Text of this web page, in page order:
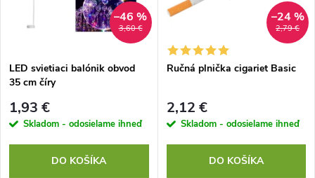
e
p
r
s
p
r
3,60 €
–46 %
LED svietiaci balónik obvod
35 cm číry
1,93 €
Skladom - odosielame ihneď
DO KOŠÍKA
2,79 €
–24 %
Ručná plnička cigariet Basic
2,12 €
Skladom - odosielame ihneď
DO KOŠÍKA